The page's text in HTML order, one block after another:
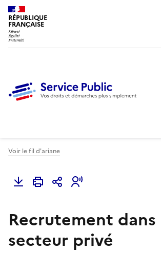
RÉPUBLIQUE
FRANÇAISE
Voir le fil d'ariane
Recrutement dans
secteur privé